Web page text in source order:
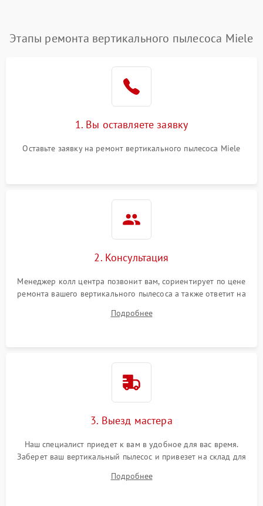
Этапы ремонта вертикального пылесоса Miele
1. Вы оставляете заявку
Оставьте заявку на ремонт вертикального пылесоса Miele
2. Консультация
Менеджер колл центра позвонит вам, сориентирует по цене
ремонта вашего вертикального пылесоса а также ответит на
Подробнее
3. Выезд мастера
Наш специалист приедет к вам в удобное для вас время.
Заберет ваш вертикальный пылесос и привезет на склад для
Подробнее